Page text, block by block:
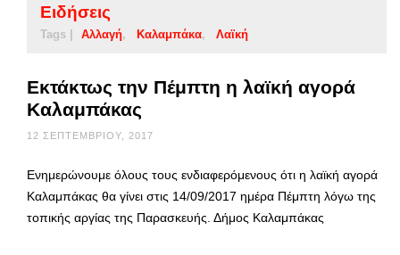
Ειδήσεις
Tags | Αλλαγή Καλαμπάκα Λαϊκή
Εκτάκτως την Πέμπτη η λαϊκή αγορά
Καλαμπάκας
12 ΣΕΠΤΕΜΒΡΊΟΥ, 2017
Ενημερώνουμε όλους τους ενδιαφερόμενους ότι η λαϊκή αγορά
Καλαμπάκας θα γίνει στις 14/09/2017 ημέρα Πέμπτη λόγω της
τοπικής αργίας της Παρασκευής. Δήμος Καλαμπάκας